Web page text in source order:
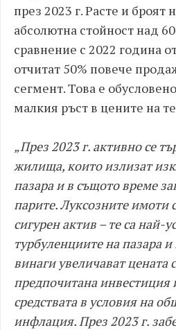
през 2023 г. Расте и броят
абсолютна стойност над
сравнение с 2022 година
отчитат 50% повече
сегмент. Това е
малкия ръст в цените на
„През 2023 г. активно се
жилища, които излизат
пазара и в същото време
парите. Луксозните имоти
сигурен актив – те са най-
турбуленциите на пазара
винаги увеличават цената
предпочитана инвестиция
средствата в условия на
инфлация. През 2023 г.